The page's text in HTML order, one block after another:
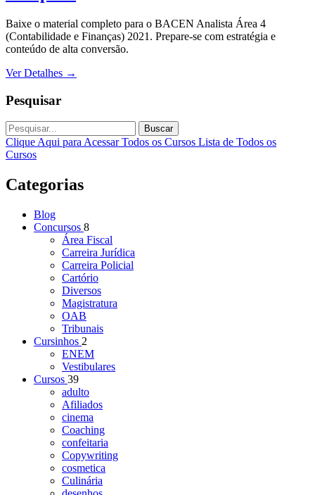
Baixe o material completo para o BACEN Analista Área 4
(Contabilidade e Finanças) 2021. Prepare-se com estratégia e
conteúdo de alta conversão.
Ver Detalhes →
Pesquisar
Buscar
Clique Aqui para Acessar Todos os Cursos Lista de Todos os
Cursos
Categorias
Blog
Concursos 8
Área Fiscal
Carreira Jurídica
Carreira Policial
Cartório
Diversos
Magistratura
OAB
Tribunais
Cursinhos 2
ENEM
Vestibulares
Cursos 39
adulto
Afiliados
cinema
Coaching
confeitaria
Copywriting
cosmetica
Culinária